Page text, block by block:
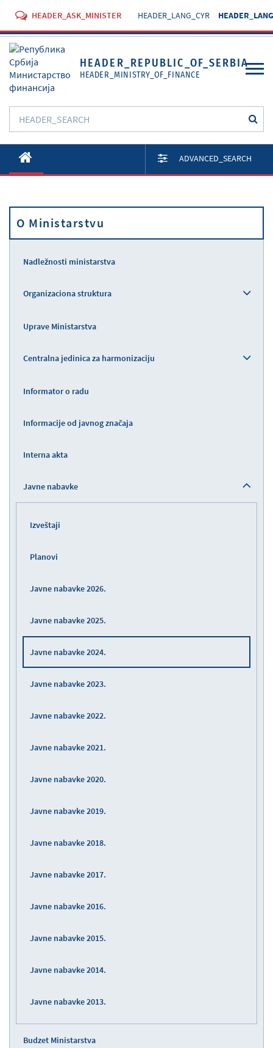
HEADER_ASK_MINISTER HEADER_LANG_CYR
HEADER_REPUBLIC_OF_SERBIA
HEADER_MINISTRY_OF_FINANCE
O Ministarstvu
Aktivnosti
Propisi
ADVANCED_SEARCH
O Ministarstvu
Nadležnosti ministarstva
Organizaciona struktura
Uprave Ministarstva
Centralna jedinica za harmonizaciju
Informator o radu
Informacije od javnog značaja
Interna akta
Javne nabavke
Izveštaji
Planovi
Javne nabavke 2026.
Javne nabavke 2025.
Javne nabavke 2024.
Javne nabavke 2023.
Javne nabavke 2022.
Javne nabavke 2021.
Javne nabavke 2020.
Javne nabavke 2019.
Javne nabavke 2018.
Javne nabavke 2017.
Javne nabavke 2016.
Javne nabavke 2015.
Javne nabavke 2014.
Javne nabavke 2013.
Budzet Ministarstva